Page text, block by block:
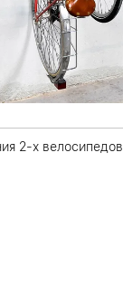
2-х велосипедов